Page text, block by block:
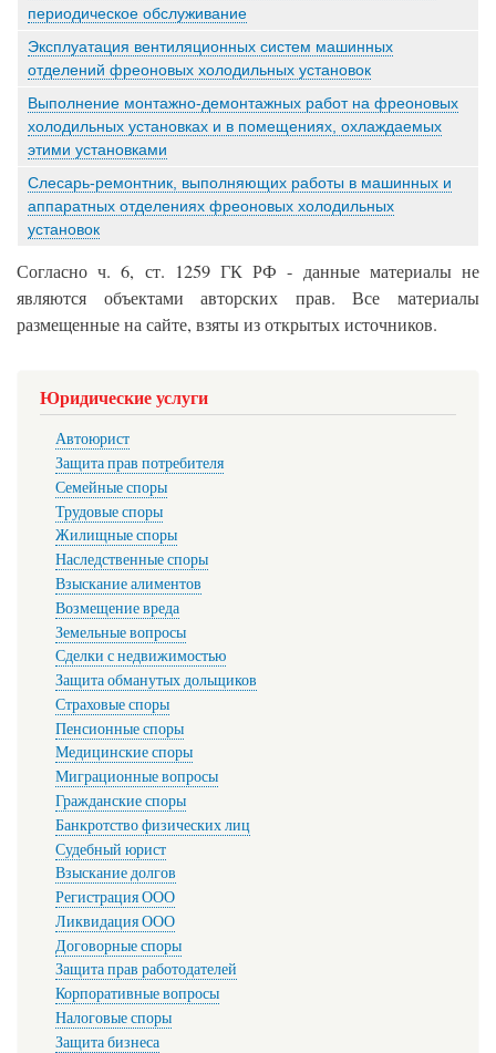
периодическое обслуживание
Эксплуатация вентиляционных систем машинных
отделений фреоновых холодильных установок
Выполнение монтажно-демонтажных работ на фреоновых
холодильных установках и в помещениях, охлаждаемых
этими установками
Слесарь-ремонтник, выполняющих работы в машинных и
аппаратных отделениях фреоновых холодильных
установок
Согласно ч. 6, ст. 1259 ГК РФ - данные материалы не
являются объектами авторских прав. Все материалы
размещенные на сайте, взяты из открытых источников.
Юридические услуги
Автоюрист
Защита прав потребителя
Семейные споры
Трудовые споры
Жилищные споры
Наследственные споры
Взыскание алиментов
Возмещение вреда
Земельные вопросы
Сделки с недвижимостью
Защита обманутых дольщиков
Страховые споры
Пенсионные споры
Медицинские споры
Миграционные вопросы
Гражданские споры
Банкротство физических лиц
Судебный юрист
Взыскание долгов
Регистрация ООО
Ликвидация ООО
Договорные споры
Защита прав работодателей
Корпоративные вопросы
Налоговые споры
Защита бизнеса